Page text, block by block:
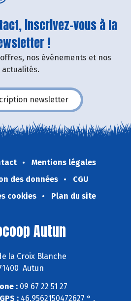
inscrivez-vous à la
!
nos événements et nos
actualités.
newsletter
Mentions légales
des données
CGU
cookies
Plan du site
Autun
la Croix Blanche
Autun
: 09 67 22 51 27
:46,9562150472627 ° ,